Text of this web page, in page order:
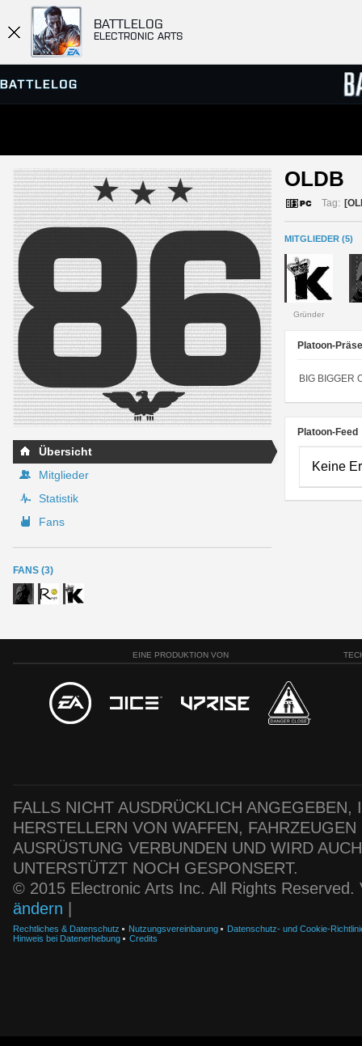
BATTLELOG
ELECTRONIC ARTS
SERVER-BROWSER
MATCHES
Übersicht
Mitglieder
Statistik
Fans
FANS (3)
OLDB
Tag:
MITGLIEDER (5)
Gründer
Platoon-
BIG BIGGER
Platoon-Feed
Keine
EINE PRODUKTION VON
FALLS NICHT AUSDRÜCKLICH
HERSTELLERN VON WAFFEN,
AUSRÜSTUNG VERBUNDEN UND WIRD
UNTERSTÜTZT NOCH GESPONSERT.
© 2015 Electronic Arts Inc. All Rights
ändern
Rechtliches & Datenschutz Nutzungsvereinbarung
Datenschutz- und Cookie-
Hinweis bei Datenerhebung
Credits